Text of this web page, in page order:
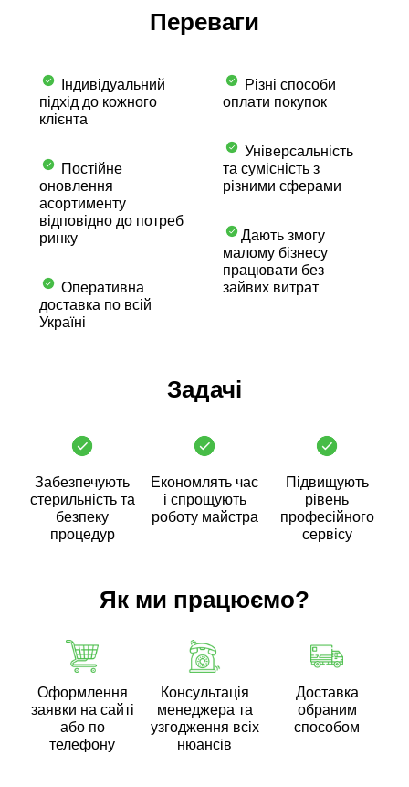
Переваги
Індивідуальний
підхід до кожного
клієнта
Постійне
оновлення
асортименту
відповідно до потреб
ринку
Оперативна
доставка по всій
Україні
Різні способи
оплати покупок
Універсальність
та сумісність з
різними сферами
Дають змогу
малому бізнесу
працювати без
зайвих витрат
Задачі
Забезпечують
стерильність та
безпеку
процедур
Економлять час
і спрощують
роботу майстра
Підвищують
рівень
професійного
сервісу
Як ми працюємо?
Оформлення
заявки на сайті
або по
телефону
Консультація
менеджера та
узгодження всіх
нюансів
Доставка
обраним
способом